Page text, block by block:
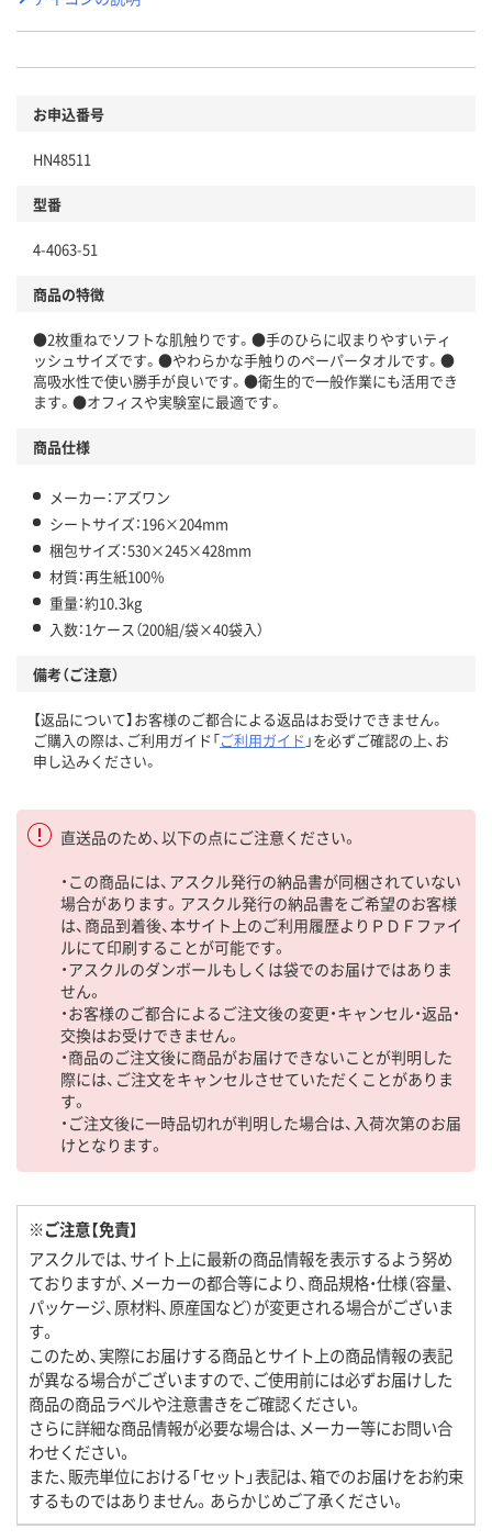
お申込番号
HN48511
型番
4-4063-51
商品の特徴
●2枚重ねでソフトな肌触りです。●手のひらに収まりやすいティ
ッシュサイズです。●やわらかな手触りのペーパータオルです。●
高吸水性で使い勝手が良いです。●衛生的で一般作業にも活用でき
ます。●オフィスや実験室に最適です。
商品仕様
メーカー：アズワン
シートサイズ：196×204mm
梱包サイズ：530×245×428mm
材質：再生紙100％
重量：約10.3kg
入数：1ケース（200組/袋×40袋入）
備考（ご注意）
【返品について】お客様のご都合による返品はお受けできません。
ご購入の際は、ご利用ガイド「ご利用ガイド 」を必ずご確認の上、お
申し込みください。
直送品のため、以下の点にご注意ください。
・この商品には、アスクル発行の納品書が同梱されていない
場合があります。アスクル発行の納品書をご希望のお客様
は、商品到着後、本サイト上のご利用履歴よりＰＤＦファイ
ルにて印刷することが可能です。
・アスクルのダンボールもしくは袋でのお届けではありま
せん。
・お客様のご都合によるご注文後の変更・キャンセル・返品・
交換はお受けできません。
・商品のご注文後に商品がお届けできないことが判明した
際には、ご注文をキャンセルさせていただくことがありま
す。
・ご注文後に一時品切れが判明した場合は、入荷次第のお届
けとなります。
※ご注意【免責】
アスクルでは、サイト上に最新の商品情報を表示するよう努め
ておりますが、メーカーの都合等により、商品規格・仕様（容量、
パッケージ、原材料、原産国など）が変更される場合がございま
す。
このため、実際にお届けする商品とサイト上の商品情報の表記
が異なる場合がございますので、ご使用前には必ずお届けした
商品の商品ラベルや注意書きをご確認ください。
さらに詳細な商品情報が必要な場合は、メーカー等にお問い合
わせください。
また、販売単位における「セット」表記は、箱でのお届けをお約束
するものではありません。あらかじめご了承ください。